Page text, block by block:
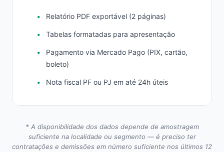
Relatório PDF exportável (2 páginas)
Tabelas formatadas para apresentação
Pagamento via Mercado Pago (PIX, cartão,
boleto)
Nota fiscal PF ou PJ em até 24h úteis
* A disponibilidade dos dados depende de amostragem
suficiente na localidade ou segmento — é preciso ter
contratações e demissões em número suficiente nos últimos 12